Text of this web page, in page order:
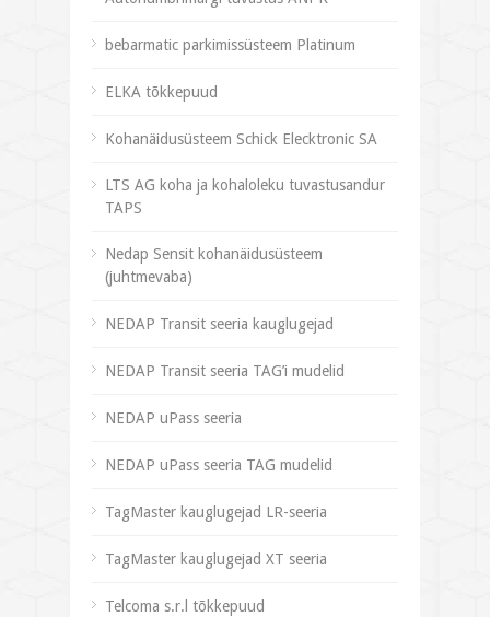
bebarmatic parkimissüsteem Platinum
ELKA tõkkepuud
Kohanäidusüsteem Schick Elecktronic SA
LTS AG koha ja kohaloleku tuvastusandur
TAPS
Nedap Sensit kohanäidusüsteem
(juhtmevaba)
NEDAP Transit seeria kauglugejad
NEDAP Transit seeria TAG’i mudelid
NEDAP uPass seeria
NEDAP uPass seeria TAG mudelid
TagMaster kauglugejad LR-seeria
TagMaster kauglugejad XT seeria
Telcoma s.r.l tõkkepuud